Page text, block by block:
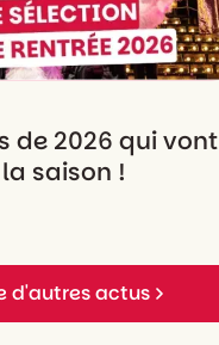
de 2026 qui vont
saison !
d'autres actus